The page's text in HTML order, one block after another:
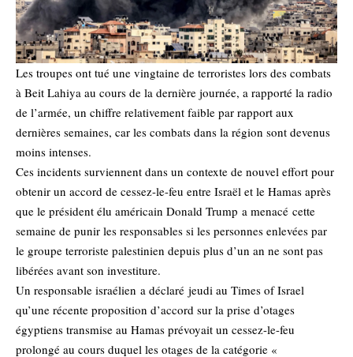
Les troupes ont tué une vingtaine de terroristes lors des combats
à Beit Lahiya au cours de la dernière journée, a rapporté la radio
de l’armée, un chiffre relativement faible par rapport aux
dernières semaines, car les combats dans la région sont devenus
moins intenses.
Ces incidents surviennent dans un contexte de nouvel effort pour
obtenir un accord de cessez-le-feu entre Israël et le Hamas après
que le président élu américain Donald Trump a menacé cette
semaine de punir les responsables si les personnes enlevées par
le groupe terroriste palestinien depuis plus d’un an ne sont pas
libérées avant son investiture.
Un responsable israélien a déclaré jeudi au Times of Israel
qu’une récente proposition d’accord sur la prise d’otages
égyptiens transmise au Hamas prévoyait un cessez-le-feu
prolongé au cours duquel les otages de la catégorie «